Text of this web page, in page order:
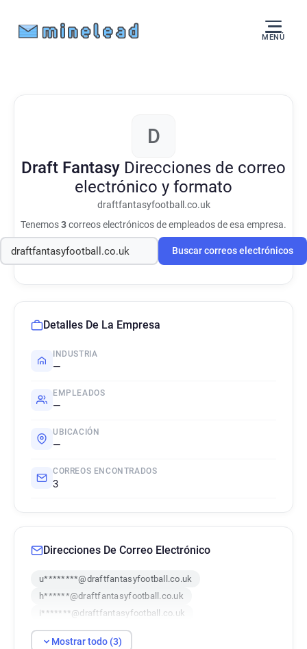
MENÚ
D
Draft Fantasy Direcciones de correo
electrónico y formato
draftfantasyfootball.co.uk
Tenemos3correos electrónicos de empleados de esa empresa.
Buscar correos electrónicos
Detalles De La Empresa
INDUSTRIA
—
EMPLEADOS
—
UBICACIÓN
—
CORREOS ENCONTRADOS
3
Direcciones De Correo Electrónico
u********@draftfantasyfootball.co.uk
h******@draftfantasyfootball.co.uk
i*******@draftfantasyfootball.co.uk
Mostrar todo (3)